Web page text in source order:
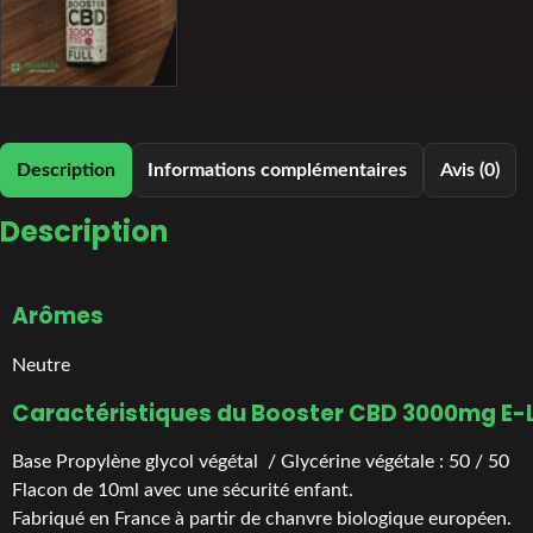
Description Informations complémentaires Avis (0)
Description
Arômes
Neutre
Caractéristiques du Booster CBD 3000mg E-
Base Propylène glycol végétal / Glycérine végétale : 50 / 50
Flacon de 10ml avec une sécurité enfant.
Fabriqué en France à partir de chanvre biologique européen.